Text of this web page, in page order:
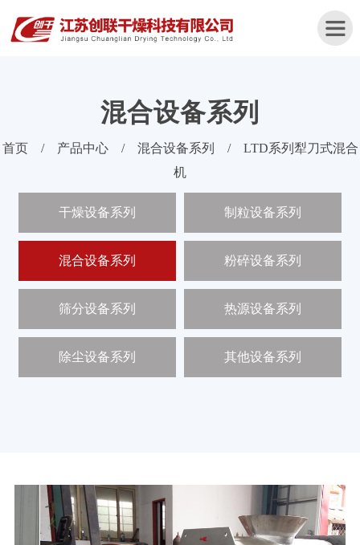
页
于
我
产
品
程
案
例
混合设备系列
首页/ 产品中心/ 混合设备系列 / LTD系列犁刀式混合
机
干燥设备系列 制粒设备系列
混合设备系列 粉碎设备系列
筛分设备系列 热源设备系列
除尘设备系列 其他设备系列